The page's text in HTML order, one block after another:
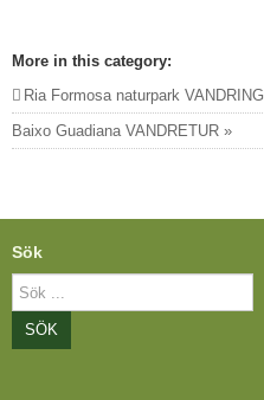
More in this category:
Ria Formosa naturpark VANDRING
Baixo Guadiana VANDRETUR »
Sök
Sök
...
SÖK